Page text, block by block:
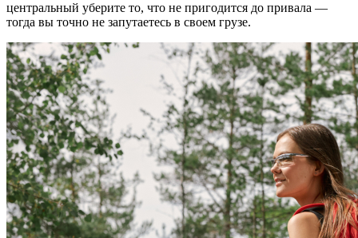
центральный уберите то, что не пригодится до привала —
тогда вы точно не запутаетесь в своем грузе.